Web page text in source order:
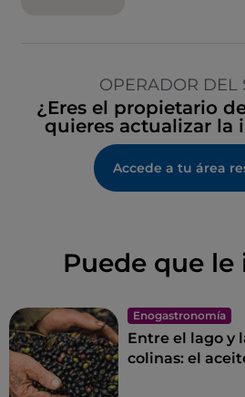
OPERADOR DEL
¿Eres el propietario
quieres actualizar la
Accede a tu área
Puede que le
Enogastronomía
Entre el lago y
colinas: el